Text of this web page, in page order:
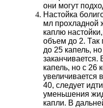
они могут
Настойка
мл прохладной
каплю
объем до 2. Так
до 25 капель,
заканчивается.
капель, но с 26
увеличивается
40, следует
уменьшения
капли. В